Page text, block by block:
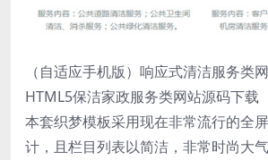
（自适应手机版）响应式清洁服务类
HTML5保洁家政服务类网站源码下载
本套织梦模板采用现在非常流行的全
计，且栏目列表以简洁，非常时尚大